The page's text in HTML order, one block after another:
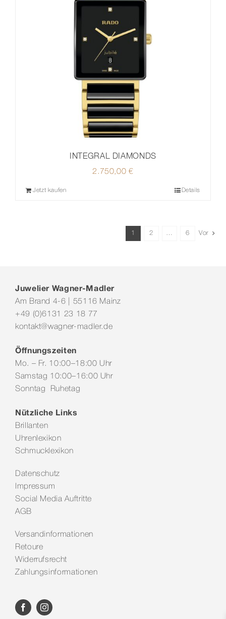
INTEGRAL DIAMONDS
2.750,00€
Jetzt kaufen Details
1 2 … 6 Vor
Juwelier Wagner-Madler
Am Brand 4-6 | 55116 Mainz
+49 (0)6131 23 18 77
kontakt@wagner-madler.de
Öffnungszeiten
Mo. – Fr. 10:00–18:00 Uhr
Samstag 10:00–16:00 Uhr
Sonntag Ruhetag
Nützliche Links
Brillanten
Uhrenlexikon
Schmucklexikon
Datenschutz
Impressum
Social Media Auftritte
AGB
Versandinformationen
Retoure
Widerrufsrecht
Zahlungsinformationen